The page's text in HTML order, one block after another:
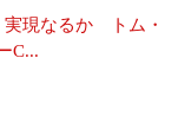
実現なるか トム・
C...